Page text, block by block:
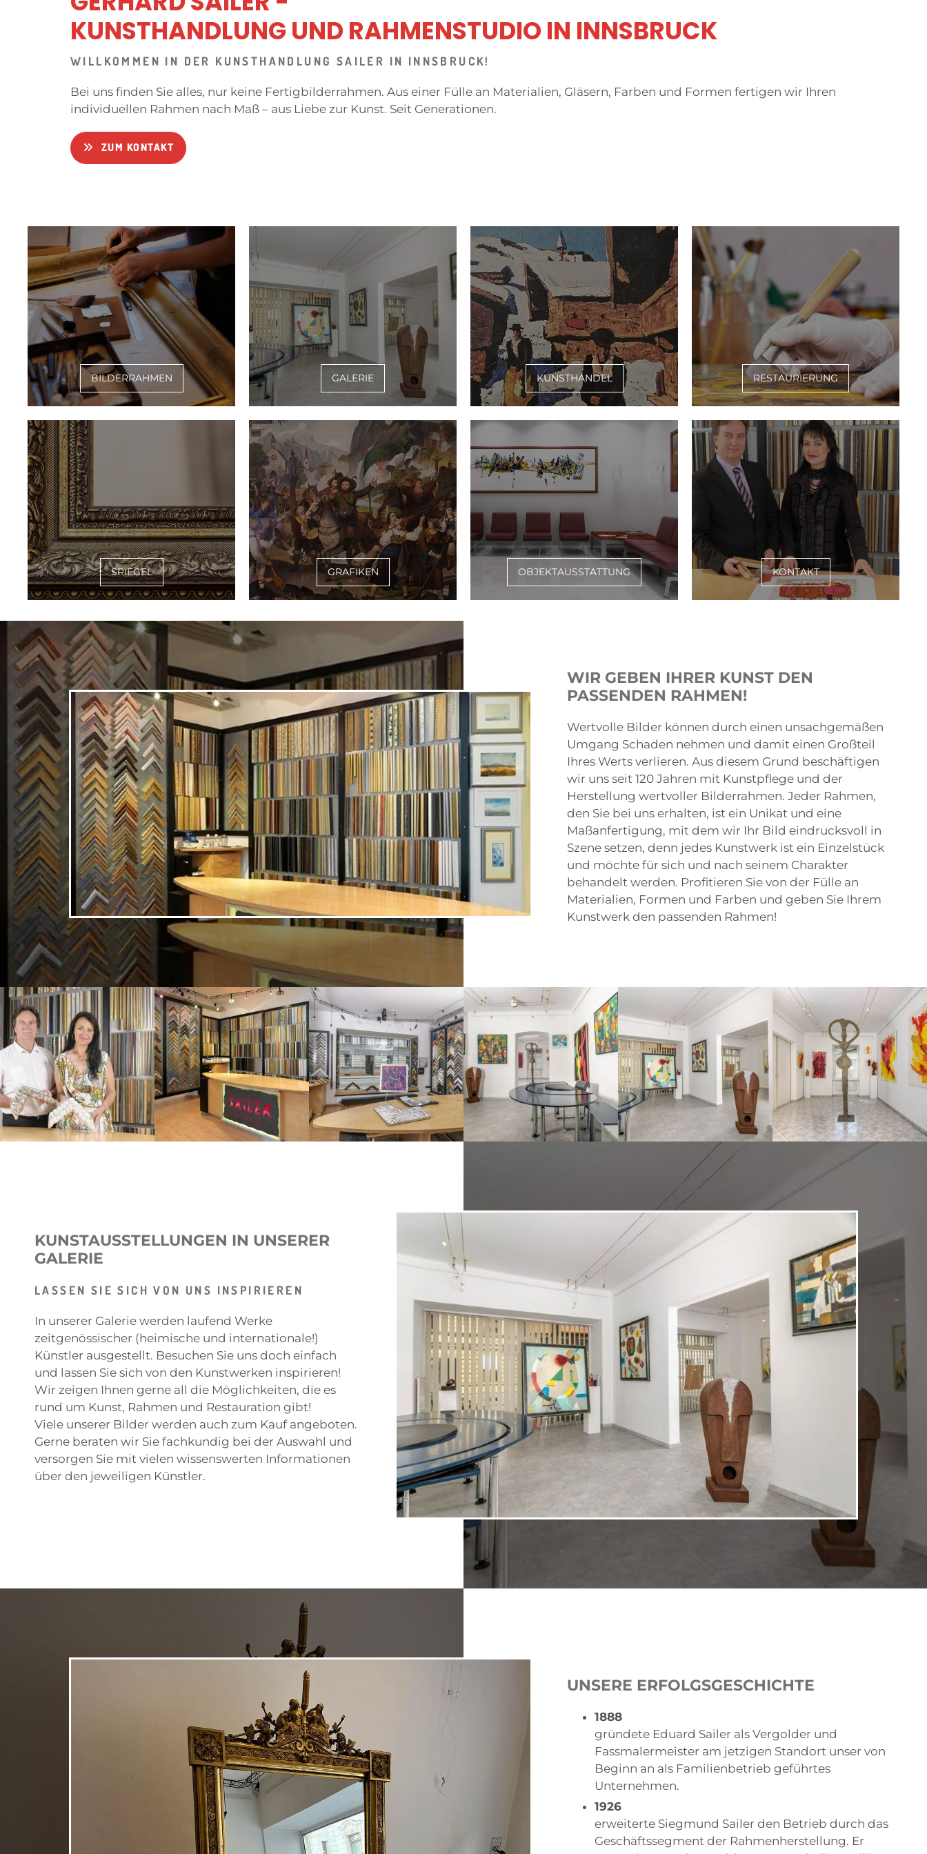
KUNSTHANDLUNG UND RAHMENSTUDIO IN INNSBRUCK
WILLKOMMEN IN DER KUNSTHANDLUNG SAILER IN INNSBRUCK!
Bei uns finden Sie alles, nur keine Fertigbilderrahmen. Aus einer Fülle an Materialien, Gläsern, Farben und Formen fertigen wir Ihren
individuellen Rahmen nach Maß – aus Liebe zur Kunst. Seit Generationen.
ZUM KONTAKT
BILDERRAHMEN GALERIE KUNSTHANDEL RESTAURIERUNG
SPIEGEL GRAFIKEN OBJEKTAUSSTATTUNG KONTAKT
WIR GEBEN IHRER KUNST DEN
PASSENDEN RAHMEN!
Wertvolle Bilder können durch einen unsachgemäßen
Umgang Schaden nehmen und damit einen Großteil
Ihres Werts verlieren. Aus diesem Grund beschäftigen
wir uns seit 120 Jahren mit Kunstpflege und der
Herstellung wertvoller Bilderrahmen. Jeder Rahmen,
den Sie bei uns erhalten, ist ein Unikat und eine
Maßanfertigung, mit dem wir Ihr Bild eindrucksvoll in
Szene setzen, denn jedes Kunstwerk ist ein Einzelstück
und möchte für sich und nach seinem Charakter
behandelt werden. Profitieren Sie von der Fülle an
Materialien, Formen und Farben und geben Sie Ihrem
Kunstwerk den passenden Rahmen!
KUNSTAUSSTELLUNGEN IN UNSERER
GALERIE
LASSEN SIE SICH VON UNS INSPIRIEREN
In unserer Galerie werden laufend Werke
zeitgenössischer (heimische und internationale!)
Künstler ausgestellt. Besuchen Sie uns doch einfach
und lassen Sie sich von den Kunstwerken inspirieren!
Wir zeigen Ihnen gerne all die Möglichkeiten, die es
rund um Kunst, Rahmen und Restauration gibt!
Viele unserer Bilder werden auch zum Kauf angeboten.
Gerne beraten wir Sie fachkundig bei der Auswahl und
versorgen Sie mit vielen wissenswerten Informationen
über den jeweiligen Künstler.
UNSERE ERFOLGSGESCHICHTE
1888
gründete Eduard Sailer als Vergolder und
Fassmalermeister am jetzigen Standort unser von
Beginn an als Familienbetrieb geführtes
Unternehmen.
1926
erweiterte Siegmund Sailer den Betrieb durch das
Geschäftssegment der Rahmenherstellung. Er